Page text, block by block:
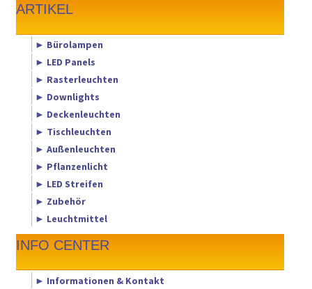
ARTIKEL
► Bürolampen
► LED Panels
► Rasterleuchten
► Downlights
► Deckenleuchten
► Tischleuchten
► Außenleuchten
► Pflanzenlicht
► LED Streifen
► Zubehör
► Leuchtmittel
INFO CENTER
► Informationen & Kontakt